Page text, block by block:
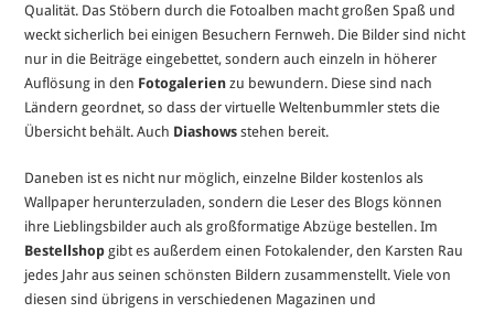
Qualität. Das Stöbern durch die Fotoalben macht großen Spaß und
weckt sicherlich bei einigen Besuchern Fernweh. Die Bilder sind nicht
nur in die Beiträge eingebettet, sondern auch einzeln in höherer
Auflösung in den Fotogalerienzu bewundern. Diese sind nach
Ländern geordnet, so dass der virtuelle Weltenbummler stets die
Übersicht behält. Auch Diashowsstehen bereit.
Daneben ist es nicht nur möglich, einzelne Bilder kostenlos als
Wallpaper herunterzuladen, sondern die Leser des Blogs können
ihre Lieblingsbilder auch als großformatige Abzüge bestellen. Im
Bestellshopgibt es außerdem einen Fotokalender, den Karsten Rau
jedes Jahr aus seinen schönsten Bildern zusammenstellt. Viele von
diesen sind übrigens in verschiedenen Magazinen und